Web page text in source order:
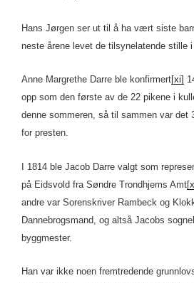
Hans Jørgen ser ut til å ha vært siste
neste årene levet de tilsynelatende stille
Anne Margrethe Darre ble konfirmert[xi]
opp som den første av de 22 pikene i
denne sommeren, så til sammen var det
for presten.
I 1814 ble Jacob Darre valgt som
på Eidsvold fra Søndre Trondhjems Amt
andre var Sorenskriver Rambeck og
Dannebrogsmand, og altså Jacobs
byggmester.
Han var ikke noen fremtredende